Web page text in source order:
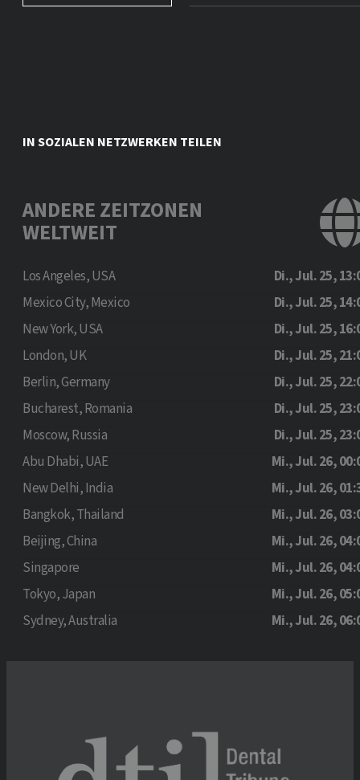
IN SOZIALEN NETZWERKEN TEILEN
ANDERE ZEITZONEN
WELTWEIT
Los Angeles, USA
Di., Jul. 25,
Mexico City, Mexico
Di., Jul. 25,
New York, USA
Di., Jul. 25,
London, UK
Di., Jul. 25,
Berlin, Germany
Di., Jul. 25,
Bucharest, Romania
Di., Jul. 25,
Moscow, Russia
Di., Jul. 25,
Abu Dhabi, UAE
Mi., Jul. 26,
New Delhi, India
Mi., Jul. 26,
Bangkok, Thailand
Mi., Jul. 26,
Beijing, China
Mi., Jul. 26,
Singapore
Mi., Jul. 26,
Tokyo, Japan
Mi., Jul. 26,
Sydney, Australia
Mi., Jul. 26,